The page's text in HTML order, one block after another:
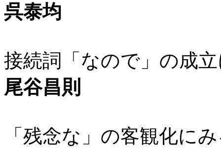
呉泰均
接続詞「なので」の成
尾谷昌則
「残念な」の客観化に